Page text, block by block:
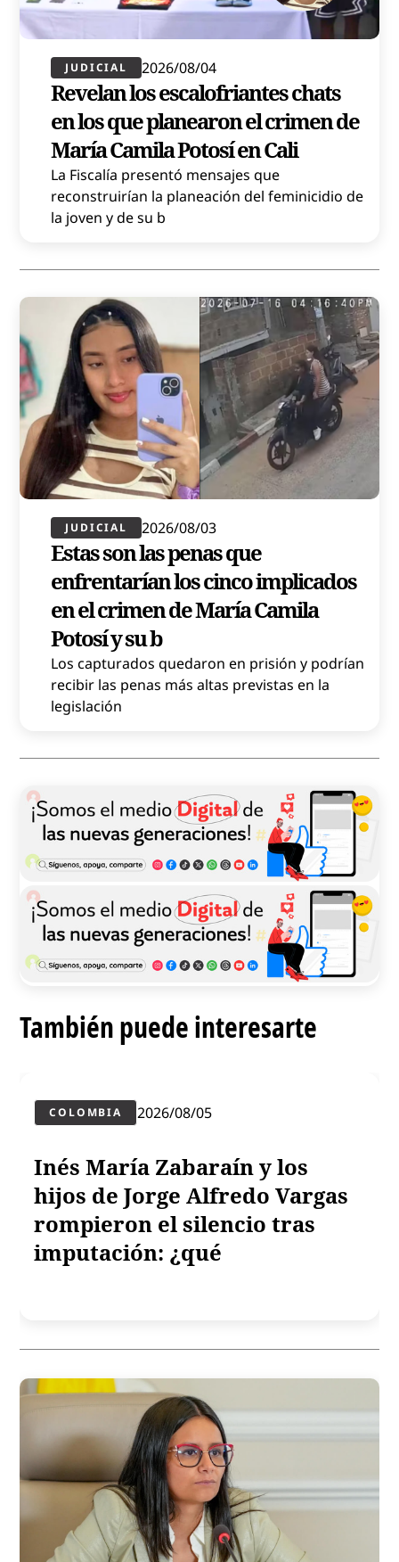
JUDICIAL 2026/08/04
Revelan los escalofriantes chats
en los que planearon el crimen de
María Camila Potosí en Cali
La Fiscalía presentó mensajes que
reconstruirían la planeación del feminicidio de
la joven y de su b
JUDICIAL 2026/08/03
Estas son las penas que
enfrentarían los cinco implicados
en el crimen de María Camila
Potosí y su b
Los capturados quedaron en prisión y podrían
recibir las penas más altas previstas en la
legislación
También puede interesarte
COLOMBIA 2026/08/05
Inés María Zabaraín y los
hijos de Jorge Alfredo Vargas
rompieron el silencio tras
imputación: ¿qué